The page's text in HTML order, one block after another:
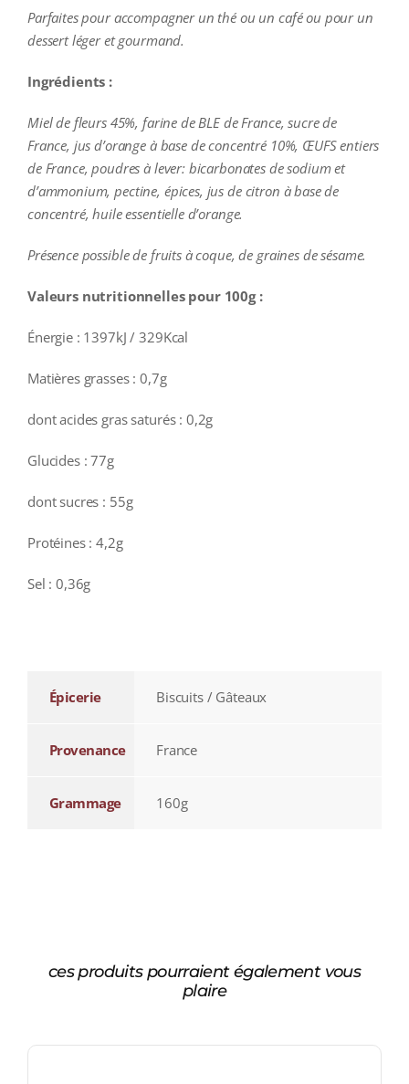
Parfaites pour accompagner un thé ou un café ou pour un
dessert léger et gourmand.
Ingrédients :
Miel de fleurs 45%, farine de BLE de France, sucre de
France, jus d’orange à base de concentré 10%, ŒUFS entiers
de France, poudres à lever: bicarbonates de sodium et
d’ammonium, pectine, épices, jus de citron à base de
concentré, huile essentielle d’orange.
Présence possible de fruits à coque, de graines de sésame.
Valeurs nutritionnelles pour 100g :
Énergie : 1397kJ / 329Kcal
Matières grasses : 0,7g
dont acides gras saturés : 0,2g
Glucides : 77g
dont sucres : 55g
Protéines : 4,2g
Sel : 0,36g
Épicerie Biscuits / Gâteaux
Provenance France
Grammage 160g
ces produits pourraient également vous
plaire